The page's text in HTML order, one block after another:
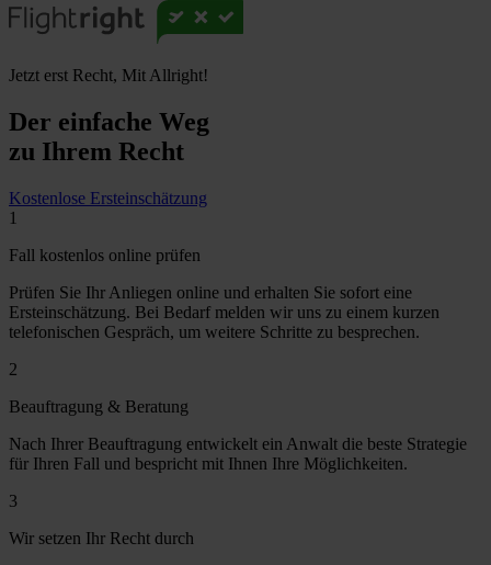
Jetzt erst Recht, Mit Allright!
Der einfache Weg
zu Ihrem Recht
Kostenlose Ersteinschätzung
1
Fall kostenlos online prüfen
Prüfen Sie Ihr Anliegen online und erhalten Sie sofort eine
Ersteinschätzung. Bei Bedarf melden wir uns zu einem kurzen
telefonischen Gespräch, um weitere Schritte zu besprechen.
2
Beauftragung & Beratung
Nach Ihrer Beauftragung entwickelt ein Anwalt die beste Strategie
für Ihren Fall und bespricht mit Ihnen Ihre Möglichkeiten.
3
Wir setzen Ihr Recht durch